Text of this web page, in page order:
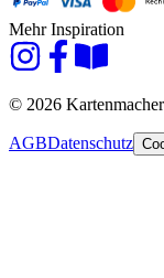
Mehr Inspiration
© 2026
AGBDatenschutz